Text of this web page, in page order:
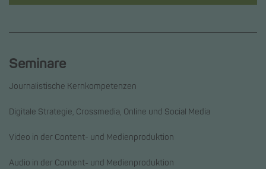
Seminare
Journalistische Kernkompetenzen
Digitale Strategie, Crossmedia, Online und Social Media
Video in der Content- und Medienproduktion
Audio in der Content- und Medienproduktion